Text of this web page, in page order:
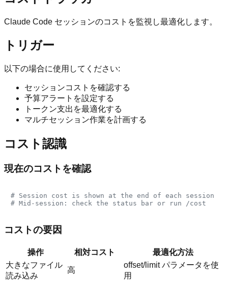
Claude Code セッションのコストを監視し最適化します。
トリガー
以下の場合に使用してください:
セッションコストを確認する
予算アラートを設定する
トークン支出を最適化する
マルチセッション作業を計画する
コスト認識
現在のコストを確認
# Session cost is shown at the end of each session
# Mid-session: check the status bar or run /cost
コストの要因
操作 相対コスト
最適化方法
大きなファイル
読み込み
高
offset/limit パラメータを使
用